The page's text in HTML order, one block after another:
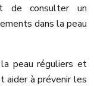
de consulter un
dans la peau
peau réguliers et
aider à prévenir les